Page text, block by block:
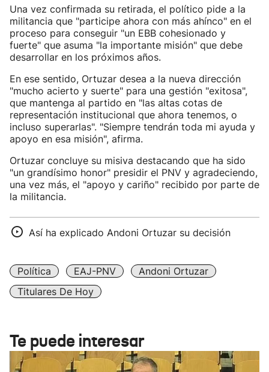
Una vez confirmada su retirada, el político pide a la
militancia que "participe ahora con más ahínco" en el
proceso para conseguir "un EBB cohesionado y
fuerte" que asuma "la importante misión" que debe
desarrollar en los próximos años.
En ese sentido, Ortuzar desea a la nueva dirección
"mucho acierto y suerte" para una gestión "exitosa",
que mantenga al partido en "las altas cotas de
representación institucional que ahora tenemos, o
incluso superarlas". "Siempre tendrán toda mi ayuda y
apoyo en esa misión", afirma.
Ortuzar concluye su misiva destacando que ha sido
"un grandísimo honor" presidir el PNV y agradeciendo,
una vez más, el "apoyo y cariño" recibido por parte de
la militancia.
Así ha explicado Andoni Ortuzar su decisión
Política EAJ-PNV
Andoni Ortuzar
Titulares De Hoy
Te puede interesar